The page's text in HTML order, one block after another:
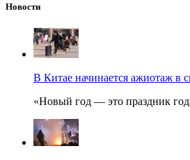
Новости
В Китае начинается ажиотаж в
«Новый год — это праздник